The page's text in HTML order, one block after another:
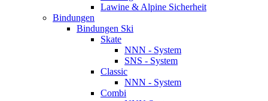
Lawine & Alpine Sicherheit
Bindungen
Bindungen Ski
Skate
NNN - System
SNS - System
Classic
NNN - System
Combi